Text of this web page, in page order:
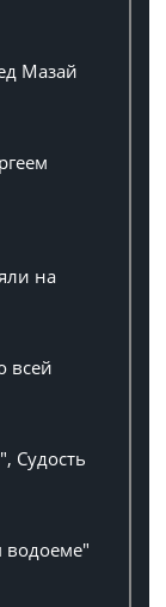
Мазай
на
всей
Судость
водоеме"